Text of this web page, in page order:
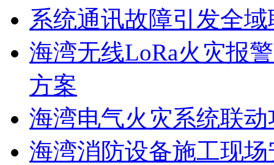
系统通讯故障引发全
海湾无线LoRa火灾报
方案
海湾电气火灾系统联
海湾消防设备施工现